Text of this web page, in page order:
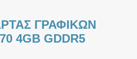
ΓΡΑΦΙΚΩΝ
4GB GDDR5